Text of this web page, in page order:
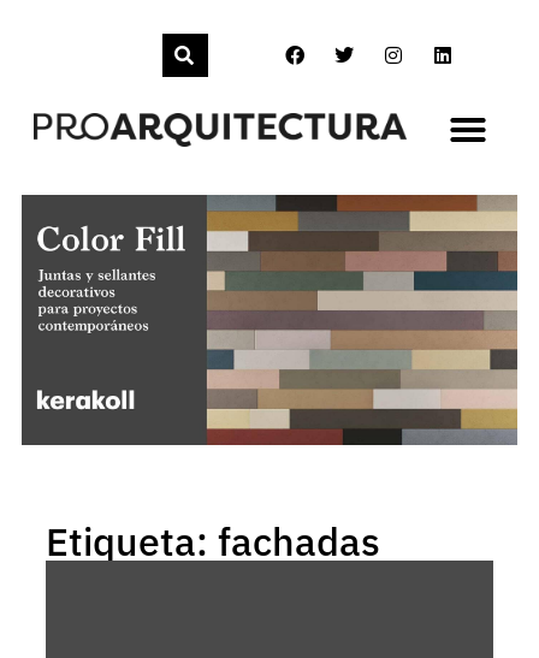
Etiqueta: fachadas